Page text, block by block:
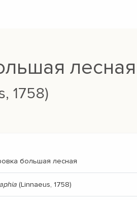
лесная
1758)
большая лесная
(Linnaeus, 1758)